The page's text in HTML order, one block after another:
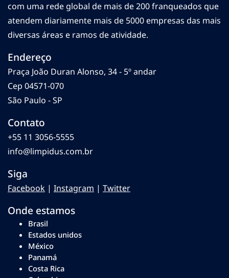
com uma rede global de mais de 200 franqueados que
atendem diariamente mais de 5000 empresas das mais
diversas áreas e ramos de atividade.
Endereço
Praça João Duran Alonso, 34 - 5º andar
Cep 04571-070
São Paulo - SP
Contato
+55 11 3056-5555
info@limpidus.com.br
Siga
Facebook | Instagram | Twitter
Onde estamos
Brasil
Estados unidos
México
Panamá
Costa Rica